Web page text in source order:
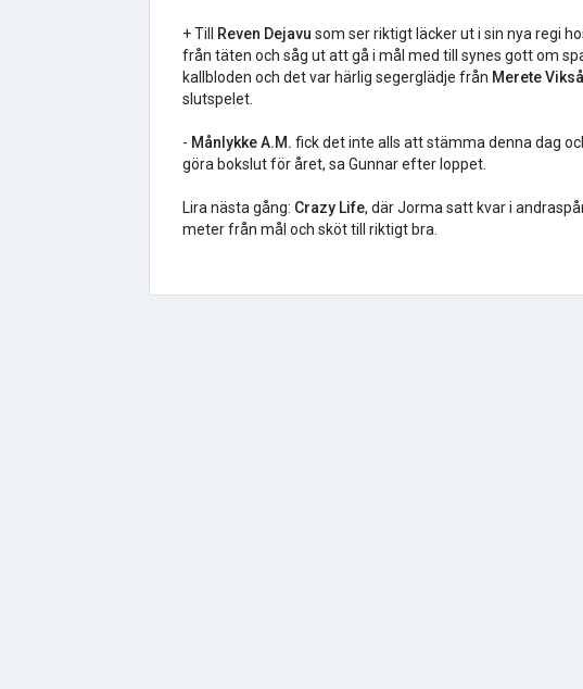
+ Till Reven Dejavu som ser riktigt läcker ut i sin nya regi
från täten och såg ut att gå i mål med till synes gott om
kallbloden och det var härlig segerglädje från Merete
slutspelet.
- Månlykke A.M. fick det inte alls att stämma denna dag
göra bokslut för året, sa Gunnar efter loppet.
Lira nästa gång: Crazy Life, där Jorma satt kvar i
meter från mål och sköt till riktigt bra.